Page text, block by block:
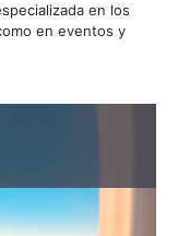
en los
en eventos y